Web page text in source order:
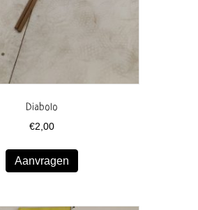
Diabolo
€2,00
Aanvragen